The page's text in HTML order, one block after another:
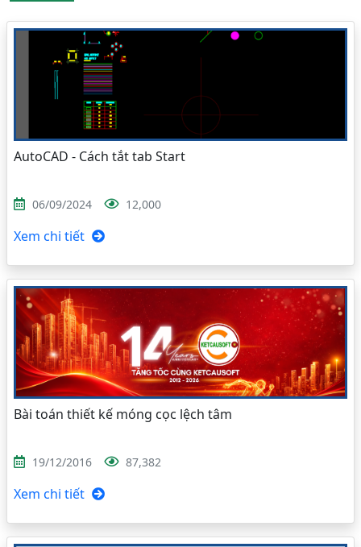
AutoCAD - Cách tắt tab Start
06/09/2024 12,000
Xem chi tiết
Bài toán thiết kế móng cọc lệch tâm
19/12/2016 87,382
Xem chi tiết